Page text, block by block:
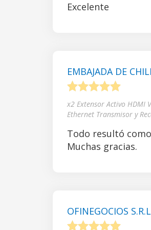
Excelente
EMBAJADA DE
x2 Extensor Activo HDMI
Ethernet Transmisor y
Todo resultó
Muchas gracias.
OFINEGOCIOS